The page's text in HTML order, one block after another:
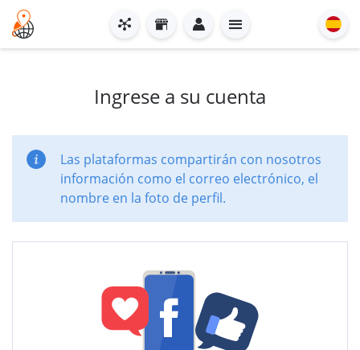
Ingrese a su cuenta
Las plataformas compartirán con nosotros
información como el correo electrónico, el
nombre en la foto de perfil.